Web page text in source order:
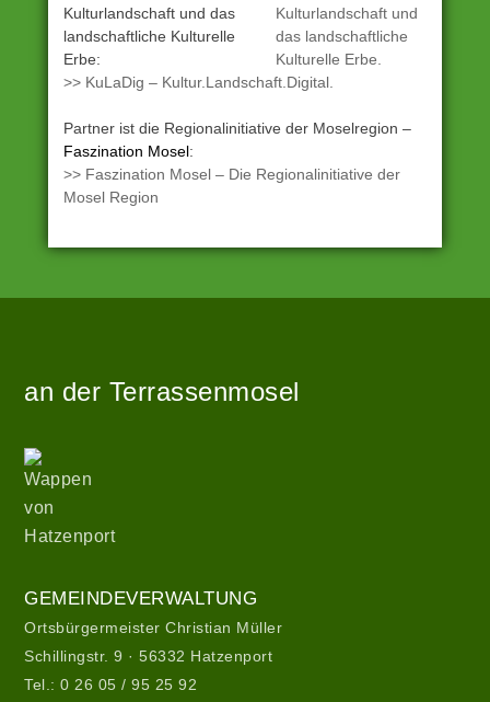
Kulturlandschaft und das
landschaftliche Kulturelle
Erbe:
>> KuLaDig – Kultur.Landschaft.Digital.
Partner ist die Regionalinitiative der Moselregion –
Faszination Mosel:
>> Faszination Mosel – Die Regionalinitiative der
Mosel Region
|
von
Stefan
Barth
an der Terrassenmosel
Wappen
von
Gemeindeverwaltung
GEMEINDEVERWALTUNG
Ortsbürgermeister Christian Müller
Schillingstr. 9 · 56332 Hatzenport
Tel.:0 26 05 / 95 25 92